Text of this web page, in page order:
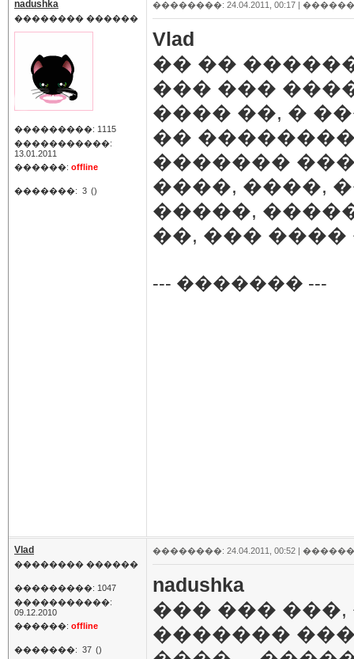
nadushka
�������� ������
���������: 1115
�����������:
13.01.2011
������: offline
�������: 3 ()
��������: 24.04.2011, 00:17 |
Vlad
�� ��
��� ���
���� ��, �
��
�������
����, ����,
�����,
��, ���
--- ������� ---
Vlad
�������� ������
���������: 1047
�����������:
09.12.2010
������: offline
�������: 37 ()
��������: 24.04.2011, 00:52 |
nadushka
��� ���
�������